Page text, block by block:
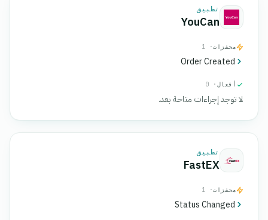
تطبيق
YouCan
محفزات· 1
Order Created
أفعال · 0
لا توجد إجراءات متاحة بعد.
تطبيق
FastEX
محفزات· 1
Status Changed